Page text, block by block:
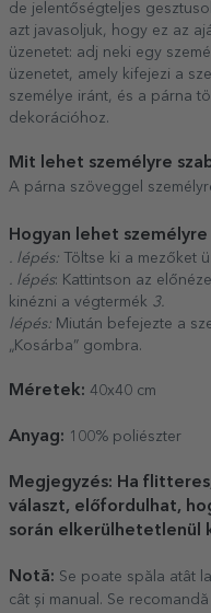
de jelentőségteljes
azt javasoljuk, hogy ez az
üzenetet: adj neki egy
üzenetet, amely kifejezi a
személye iránt, és a párna
dekorációhoz.
Mit lehet személyre
A párna szöveggel
Hogyan lehet személyre
. lépés: Töltse ki a mezőket
. lépés: Kattintson az
kinézni a végtermék 3.
lépés: Miután befejezte a
„Kosárba” gombra.
Méretek: 40x40 cm
Anyag: 100% poliészter
Megjegyzés: Ha
választ, előfordulhat,
során elkerülhetetlenül
Notă: Se poate spăla atât
cât și manual. Se